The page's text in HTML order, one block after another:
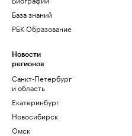
База знаний
РБК Образование
Новости
регионов
Санкт-Петербург
и область
Екатеринбург
Новосибирск
Омск